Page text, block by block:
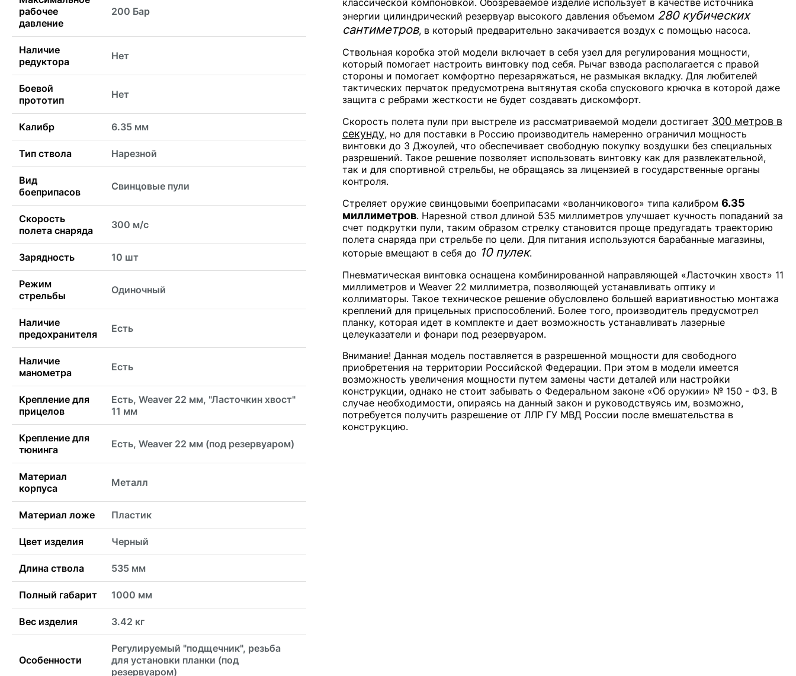
рабочее
давление
200 Бар
Наличие
редуктора
Нет
Боевой
прототип
Нет
Калибр 6.35 мм
Тип ствола Нарезной
Вид
боеприпасов
Свинцовые пули
Скорость
полета снаряда
300 м/с
Зарядность 10 шт
Режим
стрельбы
Одиночный
Наличие
предохранителя
Есть
Наличие
манометра
Есть
Крепление для
прицелов
Есть, Weaver 22 мм, "Ласточкин хвост"
11 мм
Крепление для
тюнинга
Есть, Weaver 22 мм (под резервуаром)
Материал
корпуса
Металл
Материал ложе Пластик
Цвет изделия Черный
Длина ствола 535 мм
Полный габарит 1000 мм
Вес изделия 3.42 кг
Особенности
Регулируемый "подщечник", резьба
для установки планки (под
резервуаром)
энергии цилиндрический резервуар высокого давления объемом 280 кубических
сантиметров, в который предварительно закачивается воздух с помощью насоса.
Ствольная коробка этой модели включает в себя узел для регулирования мощности,
который помогает настроить винтовку под себя. Рычаг взвода располагается с правой
стороны и помогает комфортно перезаряжаться, не размыкая вкладку. Для любителей
тактических перчаток предусмотрена вытянутая скоба спускового крючка в которой даже
защита с ребрами жесткости не будет создавать дискомфорт.
Скорость полета пули при выстреле из рассматриваемой модели достигает 300 метров в
секунду, но для поставки в Россию производитель намеренно ограничил мощность
винтовки до 3 Джоулей, что обеспечивает свободную покупку воздушки без специальных
разрешений. Такое решение позволяет использовать винтовку как для развлекательной,
так и для спортивной стрельбы, не обращаясь за лицензией в государственные органы
контроля.
Стреляет оружие свинцовыми боеприпасами «воланчикового» типа калибром 6.35
миллиметров. Нарезной ствол длиной 535 миллиметров улучшает кучность попаданий за
счет подкрутки пули, таким образом стрелку становится проще предугадать траекторию
полета снаряда при стрельбе по цели. Для питания используются барабанные магазины,
которые вмещают в себя до 10 пулек.
Пневматическая винтовка оснащена комбинированной направляющей «Ласточкин хвост» 11
миллиметров и Weaver 22 миллиметра, позволяющей устанавливать оптику и
коллиматоры. Такое техническое решение обусловлено большей вариативностью монтажа
креплений для прицельных приспособлений. Более того, производитель предусмотрел
планку, которая идет в комплекте и дает возможность устанавливать лазерные
целеуказатели и фонари под резервуаром.
Внимание! Данная модель поставляется в разрешенной мощности для свободного
приобретения на территории Российской Федерации. При этом в модели имеется
возможность увеличения мощности путем замены части деталей или настройки
конструкции, однако не стоит забывать о Федеральном законе «Об оружии» № 150 - ФЗ. В
случае необходимости, опираясь на данный закон и руководствуясь им, возможно,
потребуется получить разрешение от ЛЛР ГУ МВД России после вмешательства в
конструкцию.